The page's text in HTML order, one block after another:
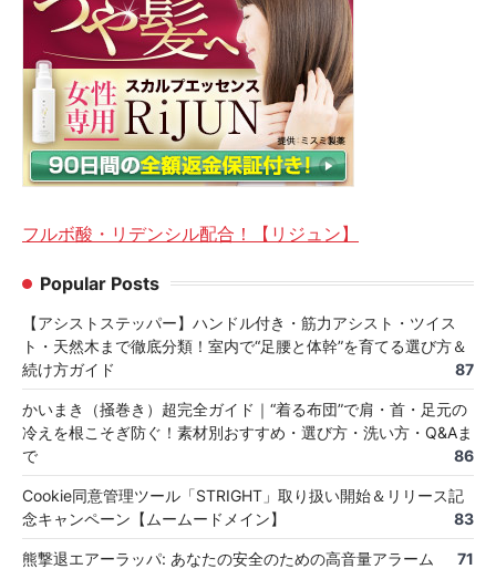
フルボ酸・リデンシル配合！【リジュン】
Popular Posts
【アシストステッパー】ハンドル付き・筋力アシスト・ツイス
ト・天然木まで徹底分類！室内で“足腰と体幹”を育てる選び方＆
続け方ガイド
87
かいまき（掻巻き）超完全ガイド｜“着る布団”で肩・首・足元の
冷えを根こそぎ防ぐ！素材別おすすめ・選び方・洗い方・Q&Aま
で
86
Cookie同意管理ツール「STRIGHT」取り扱い開始＆リリース記
念キャンペーン【ムームードメイン】
83
熊撃退エアーラッパ: あなたの安全のための高音量アラーム 71